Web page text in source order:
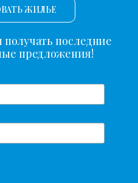
ЖИЛЬЕ
последние
предложения!